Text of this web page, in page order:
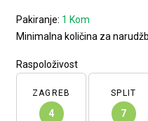
Pakiranje: 1 Kom
Minimalna količina za
Raspoloživost
ZAGREB
4
SPLIT
7